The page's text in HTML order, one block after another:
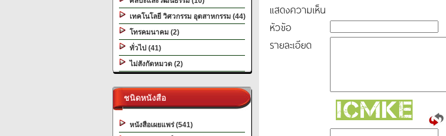
เทคโนโลยี วิศวกรรม อุตสาหกรรม (44)
โทรคมนาคม (2)
ทั่วไป (41)
ไม่สังกัดหมวด (2)
ชนิดหนังสือ
หนังสือเผยแพร่ (541)
แสดงความเห็น
หัวข้อ
รายละเอียด